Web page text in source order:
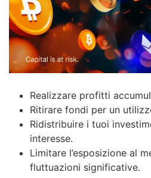
Realizzare profitti
Ritirare fondi per un
Ridistribuire i tuoi
interesse.
Limitare l’esposizione al
fluttuazioni significative.